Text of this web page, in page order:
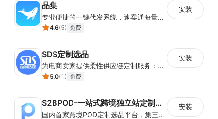
品集
专业便捷的一键代发系统，速卖通海量商品一键抓取
4.6(5) 免费
安装
SDS定制选品
为电商卖家提供柔性供应链定制服务：产品丰富、DIY设计、铺货上架、无库存、一件起订、一件代发
5.0(1 ) 免费
安装
S2BPOD-一站式跨境独立站定制选品平台
国内首家跨境POD定制选品平台，集三种Dropshipping模式：热卖成品海量数据模式、千款产品批量设计模式、定制POD模式，独品开模，一站式服务
安装